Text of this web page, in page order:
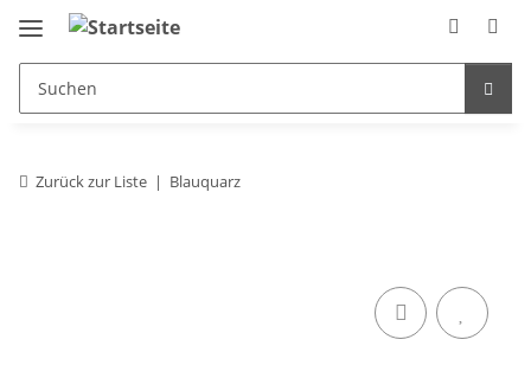
Zurück zur Liste Blauquarz